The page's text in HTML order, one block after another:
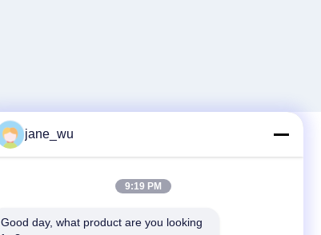
Schnelle Kontaktaufnahme
jane_wu
9:19 PM
Good day, what product are you looking